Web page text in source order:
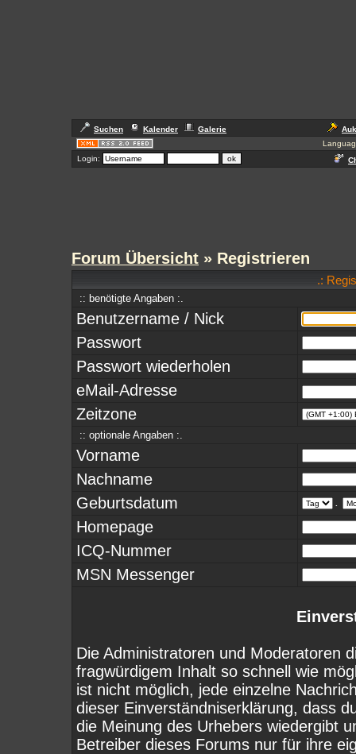
Suchen Kalender Galerie
Login:
Forum Übersicht » Registrieren
.:
:: benötigte Angaben :.
Benutzername / Nick
Passwort
Passwort wiederholen
eMail-Adresse
Zeitzone
:: optionale Angaben :.
Vorname
Nachname
Geburtsdatum
Homepage
ICQ-Nummer
MSN Messenger
Die Administratoren und Moderatoren
fragwürdigem Inhalt so schnell wie
ist nicht möglich, jede einzelne
dieser Einverständniserklärung, dass
die Meinung des Urhebers wiedergibt
Betreiber dieses Forums nur für ihre